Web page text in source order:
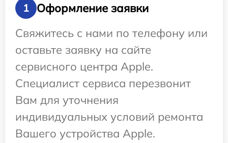
1
Оформление заявки
Свяжитесь с нами по телефону или
оставьте заявку на сайте
сервисного центра Apple.
Специалист сервиса перезвонит
Вам для уточнения
индивидуальных условий ремонта
Вашего устройства Apple.